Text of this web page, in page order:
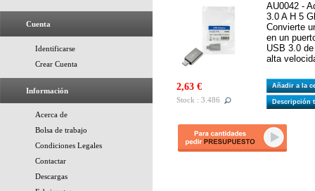
Cuenta
Identificarse
Crear Cuenta
Información
Acerca de
Bolsa de trabajo
Condiciones Legales
Contactar
Descargas
AU0042 -
3.0 A H 5
Convierte
en un
USB 3.0
alta
2,63 €
Stock : 3.486
Añadir a la
Descripción